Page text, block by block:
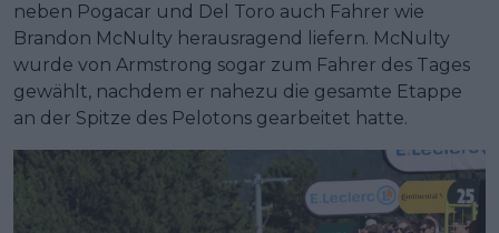
neben Pogacar und Del Toro auch Fahrer wie
Brandon McNulty herausragend liefern. McNulty
wurde von Armstrong sogar zum Fahrer des Tages
gewählt, nachdem er nahezu die gesamte Etappe
an der Spitze des Pelotons gearbeitet hatte.